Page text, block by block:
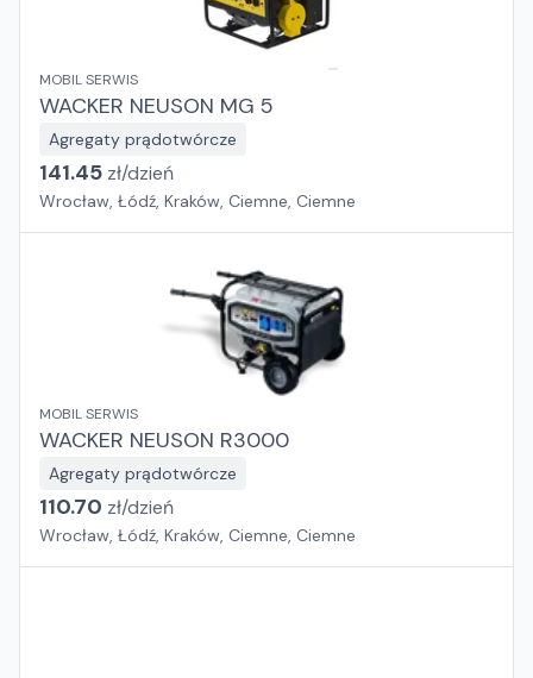
MOBIL SERWIS
WACKER NEUSON MG 5
Agregaty prądotwórcze
141.45 zł/dzień
Wrocław, Łódź, Kraków, Ciemne, Ciemne
MOBIL SERWIS
WACKER NEUSON R3000
Agregaty prądotwórcze
110.70 zł/dzień
Wrocław, Łódź, Kraków, Ciemne, Ciemne